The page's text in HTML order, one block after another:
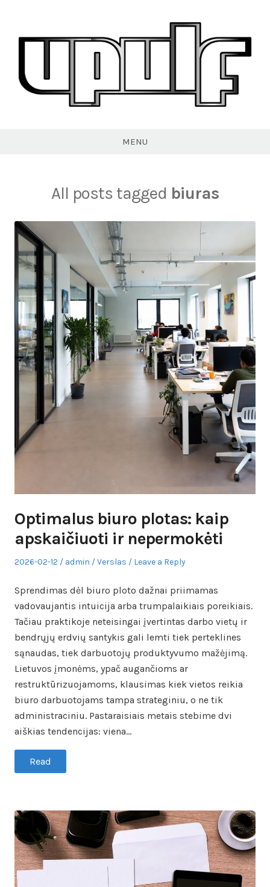
content
MENU
All posts tagged biuras
Optimalus biuro plotas: kaip
apskaičiuoti ir nepermokėti
Posted
2026-02-12 Author
admin
Posted
Verslas Leave a Reply
Sprendimas dėl biuro ploto dažnai priimamas
vadovaujantis intuicija arba trumpalaikiais poreikiais.
Tačiau praktikoje neteisingai įvertintas darbo vietų ir
bendrųjų erdvių santykis gali lemti tiek perteklines
sąnaudas, tiek darbuotojų produktyvumo mažėjimą.
Lietuvos įmonėms, ypač augančioms ar
restruktūrizuojamoms, klausimas kiek vietos reikia
biuro darbuotojams tampa strateginiu, o ne tik
administraciniu. Pastaraisiais metais stebime dvi
aiškias tendencijas: viena…
Read